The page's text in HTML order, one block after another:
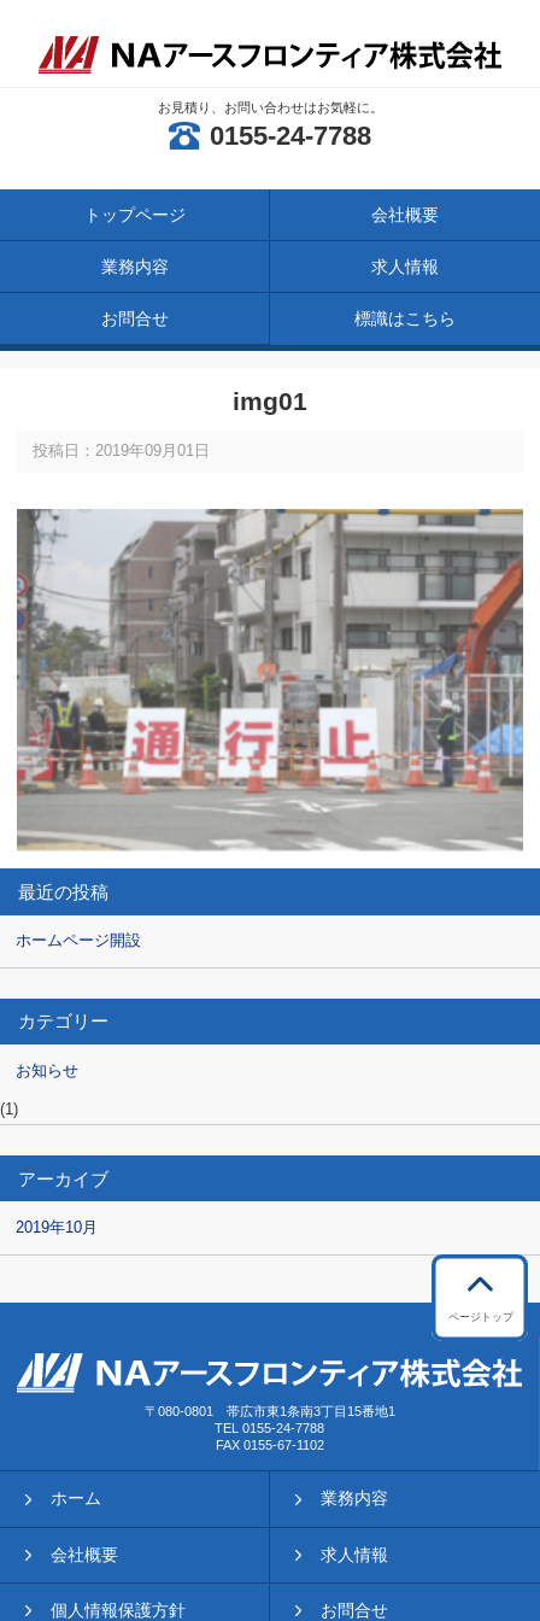
お見積り、お問い合わせはお気軽に。
0155-24-7788
トップページ 会社概要
業務内容 求人情報
お問合せ 標識はこちら
img01
投稿日：2019年09月01日
最近の投稿
ホームページ開設
カテゴリー
お知らせ
(1)
アーカイブ
2019年10月
〒080-0801 帯広市東1条南3丁目15番地1
TEL 0155-24-7788
FAX 0155-67-1102
ホーム 業務内容
会社概要 求人情報
個人情報保護方針 お問合せ